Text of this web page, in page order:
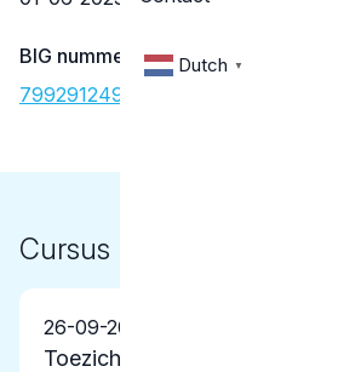
Dutch ▼
BIG nummer
79929124902
Cursus
26-09-2025
Toezichthoudend Medewerker